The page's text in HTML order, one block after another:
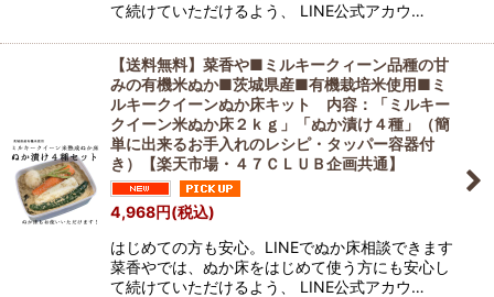
て続けていただけるよう、 LINE公式アカウ…
【送料無料】菜香や■ミルキークィーン品種の甘
みの有機米ぬか■茨城県産■有機栽培米使用■ミ
ルキークイーンぬか床キット 内容：「ミルキー
クイーン米ぬか床２ｋｇ」「ぬか漬け４種」（簡
単に出来るお手入れのレシピ・タッパー容器付
き）【楽天市場・４７ＣＬＵＢ企画共通】
4,968円(税込)
はじめての方も安心。LINEでぬか床相談できます
菜香やでは、ぬか床をはじめて使う方にも安心し
て続けていただけるよう、 LINE公式アカウ…